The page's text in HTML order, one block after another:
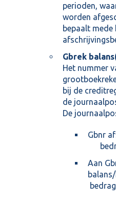
perioden,
worden
bepaalt
Gbrek
Het nummer
bij de
de
De
Gbnr
Aan
bedrag